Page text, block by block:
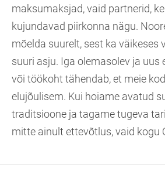
maksumaksjad, vaid partnerid,
kujundavad piirkonna nägu.
mõelda suurelt, sest ka väikeses
suuri asju. Iga olemasolev ja uus
või töökoht tähendab, et meie
elujõulisem. Kui hoiame avatud
traditsioone ja tagame tugeva
mitte ainult ettevõtlus, vaid kogu